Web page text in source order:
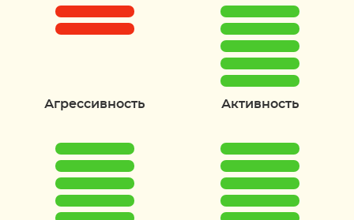
Агрессивность Активность